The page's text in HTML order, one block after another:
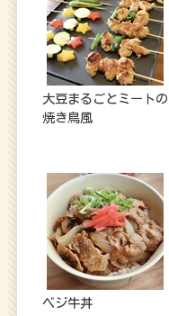
大豆まるごとミートの
焼き鳥風
ベジ牛丼